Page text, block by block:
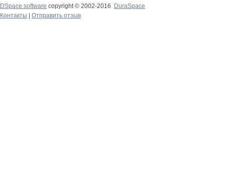
DSpace software copyright © 2002-2016
DuraSpace
Контакты
Отправить отзыв